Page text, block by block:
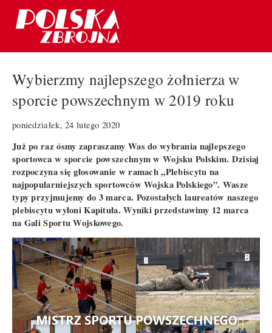
Wybierzmy najlepszego żołnierza w
sporcie powszechnym w 2019 roku
poniedziałek, 24 lutego 2020
Już po raz ósmy zapraszamy Was do wybrania najlepszego
sportowca w sporcie powszechnym w Wojsku Polskim. Dzisiaj
rozpoczyna się głosowanie w ramach „Plebiscytu na
najpopularniejszych sportowców Wojska Polskiego”. Wasze
typy przyjmujemy do 3 marca. Pozostałych laureatów naszego
plebiscytu wyłoni Kapituła. Wyniki przedstawimy 12 marca
na Gali Sportu Wojskowego.